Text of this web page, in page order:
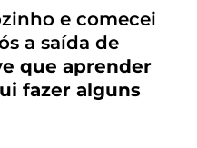
e comecei
a saída de
que aprender
fazer alguns